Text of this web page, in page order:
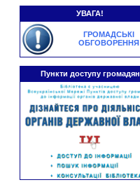
УВАГА!
ГРОМАДСЬКІ
ОБГОВОРЕННЯ
Пункти доступу громадян